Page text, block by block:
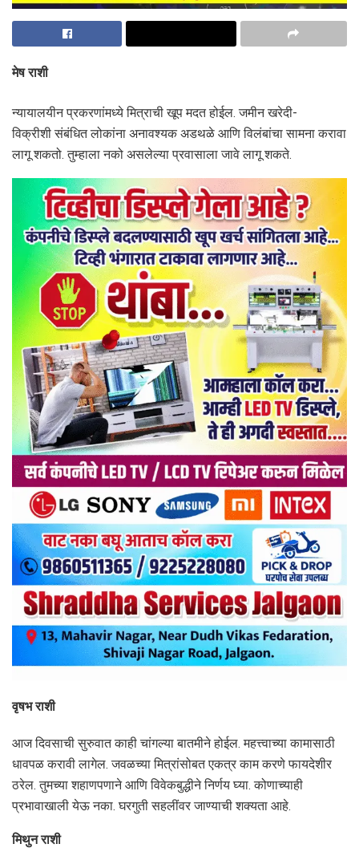
मेष राशी
न्यायालयीन प्रकरणांमध्ये मित्राची खूप मदत होईल. जमीन खरेदी-
विक्रीशी संबंधित लोकांना अनावश्यक अडथळे आणि विलंबांचा सामना करावा
लागू शकतो. तुम्हाला नको असलेल्या प्रवासाला जावे लागू शकते.
वृषभ राशी
आज दिवसाची सुरुवात काही चांगल्या बातमीने होईल. महत्त्वाच्या कामासाठी
धावपळ करावी लागेल. जवळच्या मित्रांसोबत एकत्र काम करणे फायदेशीर
ठरेल. तुमच्या शहाणपणाने आणि विवेकबुद्धीने निर्णय घ्या. कोणाच्याही
प्रभावाखाली येऊ नका. घरगुती सहलींवर जाण्याची शक्यता आहे.
मिथुन राशी